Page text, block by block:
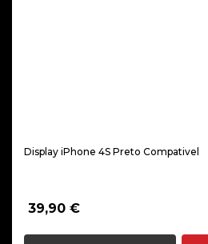
Display iPhone 4S Preto Compativel
39,90 €